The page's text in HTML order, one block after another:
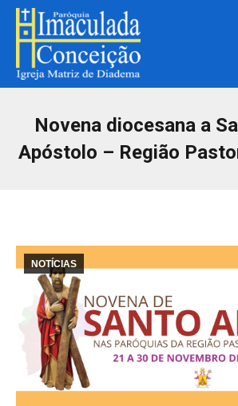
Novena diocesana a
Apóstolo – Região
NOTÍCIAS